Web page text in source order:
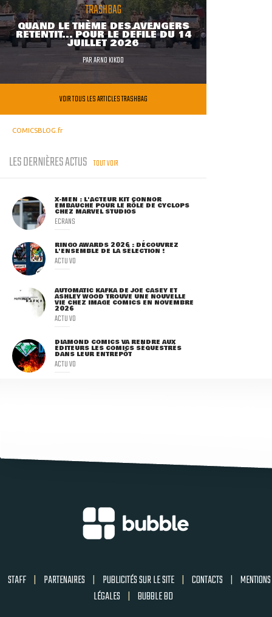
TRASHBAG
QUAND LE THÈME DES AVENGERS
RETENTIT... POUR LE DÉFILÉ DU 14
JUILLET 2026
PARARNO KIKOO
VOIR TOUS LES ARTICLES TRASHBAG
COMICSBLOG.fr
LES DERNIÈRES ACTUS TOUT VOIR
X-MEN : L'ACTEUR KIT CONNOR
EMBAUCHÉ POUR LE RÔLE DE CYCLOPS
CHEZ MARVEL STUDIOS
ECRANS
RINGO AWARDS 2026 : DÉCOUVREZ
L'ENSEMBLE DE LA SÉLECTION !
ACTU VO
AUTOMATIC KAFKA DE JOE CASEY ET
ASHLEY WOOD TROUVE UNE NOUVELLE
VIE CHEZ IMAGE COMICS EN NOVEMBRE
2026
ACTU VO
DIAMOND COMICS VA RENDRE AUX
ÉDITEURS LES COMICS SÉQUESTRÉS
DANS LEUR ENTREPÔT
ACTU VO
STAFF | PARTENAIRES | PUBLICITÉS SUR LE SITE | CONTACTS | MENTIONS
LÉGALES | BUBBLE BD